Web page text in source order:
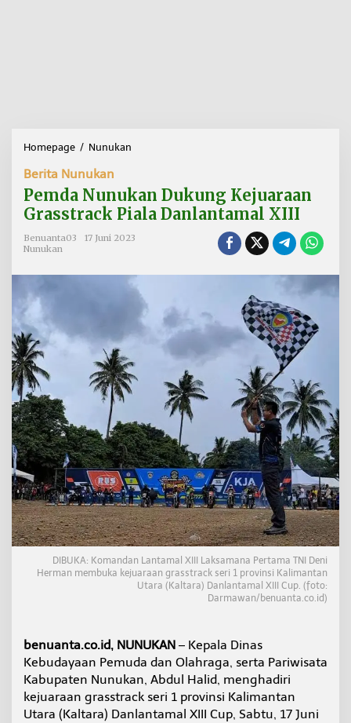
Homepage / Nunukan
d
a
N
k
a
n
j
u
a
r
a
a
n
G
r
a
s
c
P
i
a
l
Berita Nunukan
Pemda Nunukan Dukung Kejuaraan
Grasstrack Piala Danlantamal XIII
Benuanta03
17 Juni 2023
Nunukan
DIBUKA: Komandan Lantamal XIII Laksamana Pertama TNI Deni
Herman membuka kejuaraan grasstrack seri 1 provinsi Kalimantan
Utara (Kaltara) Danlantamal XIII Cup. (foto:
Darmawan/benuanta.co.id)
benuanta.co.id, NUNUKAN – Kepala Dinas
Kebudayaan Pemuda dan Olahraga, serta Pariwisata
Kabupaten Nunukan, Abdul Halid, menghadiri
kejuaraan grasstrack seri 1 provinsi Kalimantan
Utara (Kaltara) Danlantamal XIII Cup, Sabtu, 17 Juni